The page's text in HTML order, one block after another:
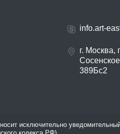
info.art-
г. Москва,
389Бс2
исключительно